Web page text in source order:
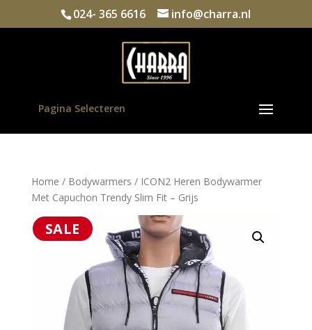
024- 365 6616 info@charra.nl
Pagina Selecteren
Home / Bodywarmers / ICON2 Heren Bodywarmer
Met Capuchon Trendy Slim Fit – Grijs
SALE